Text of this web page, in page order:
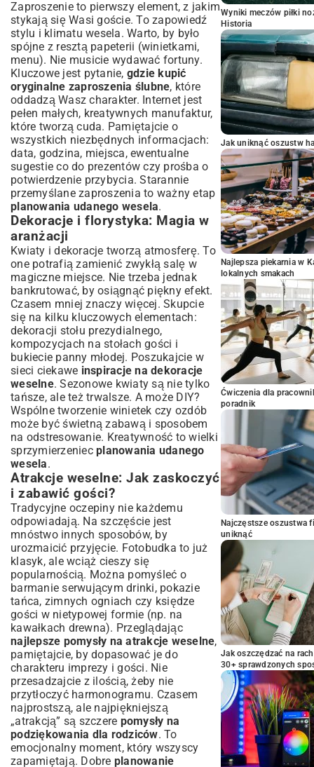
Zaproszenie to pierwszy element, z jakim
stykają się Wasi goście. To zapowiedź
stylu i klimatu wesela. Warto, by było
spójne z resztą papeterii (winietkami,
menu). Nie musicie wydawać fortuny.
Kluczowe jest pytanie, gdzie kupić
oryginalne zaproszenia ślubne, które
oddadzą Wasz charakter. Internet jest
pełen małych, kreatywnych manufaktur,
które tworzą cuda. Pamiętajcie o
wszystkich niezbędnych informacjach:
data, godzina, miejsca, ewentualne
sugestie co do prezentów czy prośba o
potwierdzenie przybycia. Starannie
przemyślane zaproszenia to ważny etap
planowania udanego wesela.
Dekoracje i florystyka: Magia w
aranżacji
Kwiaty i dekoracje tworzą atmosferę. To
one potrafią zamienić zwykłą salę w
magiczne miejsce. Nie trzeba jednak
bankrutować, by osiągnąć piękny efekt.
Czasem mniej znaczy więcej. Skupcie
się na kilku kluczowych elementach:
dekoracji stołu prezydialnego,
kompozycjach na stołach gości i
bukiecie panny młodej. Poszukajcie w
sieci ciekawe inspiracje na dekoracje
weselne. Sezonowe kwiaty są nie tylko
tańsze, ale też trwalsze. A może DIY?
Wspólne tworzenie winietek czy ozdób
może być świetną zabawą i sposobem
na odstresowanie. Kreatywność to wielki
sprzymierzeniec planowania udanego
wesela.
Atrakcje weselne: Jak zaskoczyć
i zabawić gości?
Tradycyjne oczepiny nie każdemu
odpowiadają. Na szczęście jest
mnóstwo innych sposobów, by
urozmaicić przyjęcie. Fotobudka to już
klasyk, ale wciąż cieszy się
popularnością. Można pomyśleć o
barmanie serwującym drinki, pokazie
tańca, zimnych ogniach czy księdze
gości w nietypowej formie (np. na
kawałkach drewna). Przeglądając
najlepsze pomysły na atrakcje weselne,
pamiętajcie, by dopasować je do
charakteru imprezy i gości. Nie
przesadzajcie z ilością, żeby nie
przytłoczyć harmonogramu. Czasem
najprostszą, ale najpiękniejszą
„atrakcją” są szczere pomysły na
podziękowania dla rodziców. To
emocjonalny moment, który wszyscy
zapamiętają. Dobre planowanie
Wyniki meczów piłki
Historia
Jak uniknąć oszustw
Najlepsza piekarnia w
lokalnych smakach
Ćwiczenia dla
poradnik
Najczęstsze oszustwa
uniknąć
Jak oszczędzać na
30+ sprawdzonych